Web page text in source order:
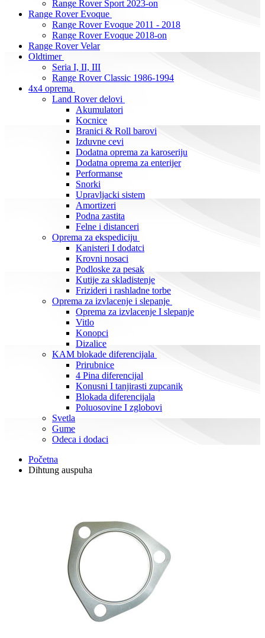
Range Rover Sport 2023-on
Range Rover Evoque
Range Rover Evoque 2011 - 2018
Range Rover Evoque 2018-on
Range Rover Velar
Oldtimer
Seria I, II, III
Range Rover Classic 1986-1994
4x4 oprema
Land Rover delovi
Akumulatori
Kocnice
Branici & Roll barovi
Izduvne cevi
Dodatna oprema za karoseriju
Dodatna oprema za enterijer
Performanse
Snorki
Upravljacki sistem
Amortizeri
Podna zastita
Felne i distanceri
Oprema za ekspediciju
Kanisteri I dodatci
Krovni nosaci
Podloske za pesak
Kutije za skladistenje
Frizideri i rashladne torbe
Oprema za izvlacenje i slepanje
Oprema za izvlacenje I slepanje
Vitlo
Konopci
Dizalice
KAM blokade diferencijala
Prirubnice
4 Pina diferencijal
Konusni I tanjirasti zupcanik
Blokada diferencijala
Poluosovine I zglobovi
Svetla
Gume
Odeca i dodaci
Početna
Dihtung auspuha